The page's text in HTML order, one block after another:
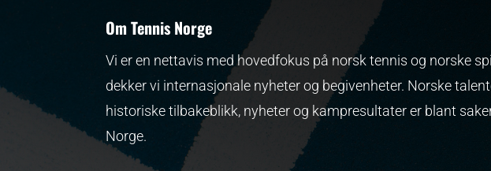
Om Tennis Norge
Vi er en nettavis med hovedfokus på norsk tennis og norske
dekker vi internasjonale nyheter og begivenheter. Norske
historiske tilbakeblikk, nyheter og kampresultater er blant
Norge.